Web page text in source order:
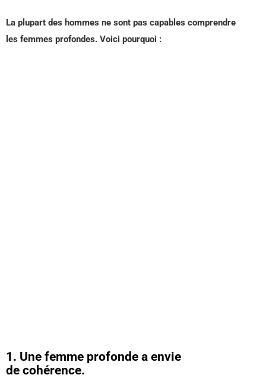
La plupart des hommes ne sont pas capables comprendre
les femmes profondes. Voici pourquoi :
1. Une femme profonde a envie
de cohérence.